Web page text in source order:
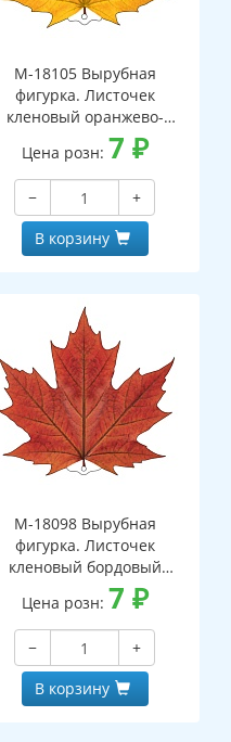
М-18105 Вырубная
фигурка. Листочек
кленовый оранжево-
желтый (двухсторонняя,
ВД-лак)
Цена розн: 7 ₽
−
+
В корзину
М-18098 Вырубная
фигурка. Листочек
кленовый бордовый
(двухсторонняя, ВД-лак)
Цена розн: 7 ₽
−
+
В корзину